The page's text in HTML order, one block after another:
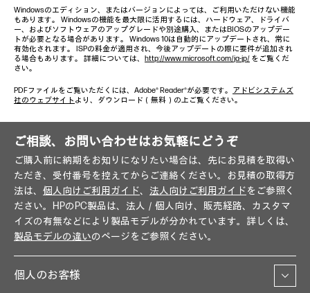
Windowsのエディション、またはバージョンによっては、ご利用いただけない機能
もあります。 Windowsの機能を最大限に活用するには、ハードウェア、ドライバ
ー、およびソフトウェアのアップグレードや別途購入、またはBIOSのアップデー
トが必要となる場合があります。 Windows 10は自動的にアップデートされ、常に
有効化されます。 ISPの料金が適用され、今後アップデートの際に要件が追加され
る場合もあります。 詳細については、 http://www.microsoft.com/ja-jp/ をご覧くだ
さい。
PDFファイルをご覧いただくには、Adobe® Reader®が必要です。 アドビシステムズ
社のウェブサイト より、ダウンロード（無料）の上ご覧ください。
ご相談、お問い合わせはお気軽にどうぞ
ご購入前に納期をお知りになりたい場合は、先にお見積を取得い
ただき、受付番号を控えてからご連絡ください。お見積の取得方
法は、 個人向けご利用ガイド、 法人向けご利用ガイドをご参照く
ださい。HPのPC製品は、法人／個人向け、販売経路、カスタマ
イズの有無などにより製品モデルが分かれています。詳しくは、
製品モデルの違いのページをご参照ください。
個人のお客様